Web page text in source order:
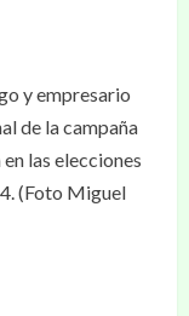
y empresario
de la campaña
las elecciones
(Foto Miguel